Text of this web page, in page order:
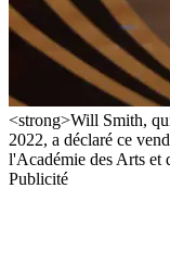
<strong>Will Smith,
2022, a déclaré ce
l'Académie des Arts et
Publicité